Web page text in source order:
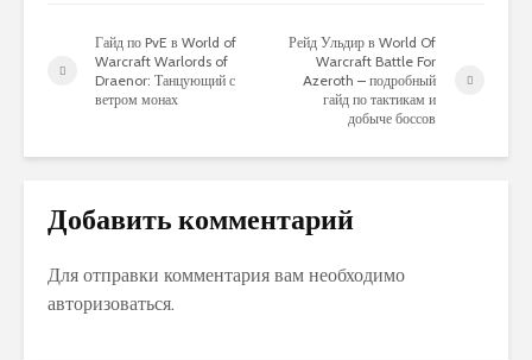
Гайд по PvE в World of
Warcraft Warlords of
Draenor: Танцующий с
ветром монах
Рейд Ульдир в World Of
Warcraft Battle For
Azeroth – подробный
гайд по тактикам и
добыче боссов
Добавить комментарий
Для отправки комментария вам необходимо
авторизоваться.